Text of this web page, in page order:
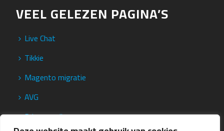
VEEL GELEZEN PAGINA’S
Live Chat
Tikkie
Magento migratie
AVG
Privacy policy